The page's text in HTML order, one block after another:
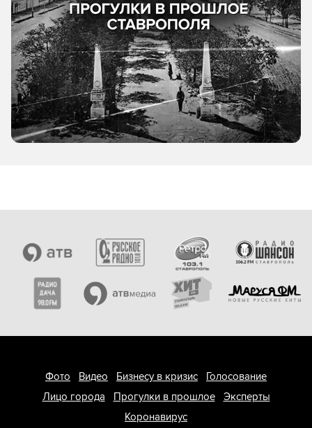
Фото Видео Бизнесу в кризис
Голосование
Лицо города
Прогулки в прошлое
Эксперты
Коронавирус